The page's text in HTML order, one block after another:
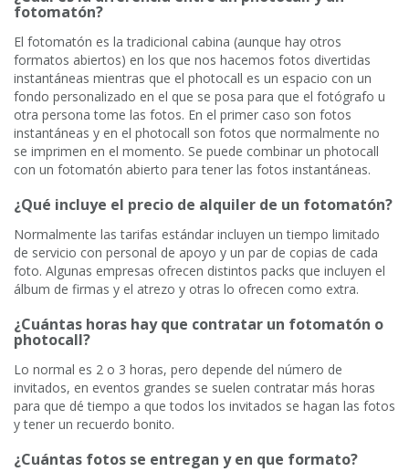
fotomatón?
El fotomatón es la tradicional cabina (aunque hay otros
formatos abiertos) en los que nos hacemos fotos divertidas
instantáneas mientras que el photocall es un espacio con un
fondo personalizado en el que se posa para que el fotógrafo u
otra persona tome las fotos. En el primer caso son fotos
instantáneas y en el photocall son fotos que normalmente no
se imprimen en el momento. Se puede combinar un photocall
con un fotomatón abierto para tener las fotos instantáneas.
¿Qué incluye el precio de alquiler de un fotomatón?
Normalmente las tarifas estándar incluyen un tiempo limitado
de servicio con personal de apoyo y un par de copias de cada
foto. Algunas empresas ofrecen distintos packs que incluyen el
álbum de firmas y el atrezo y otras lo ofrecen como extra.
¿Cuántas horas hay que contratar un fotomatón o
photocall?
Lo normal es 2 o 3 horas, pero depende del número de
invitados, en eventos grandes se suelen contratar más horas
para que dé tiempo a que todos los invitados se hagan las fotos
y tener un recuerdo bonito.
¿Cuántas fotos se entregan y en que formato?